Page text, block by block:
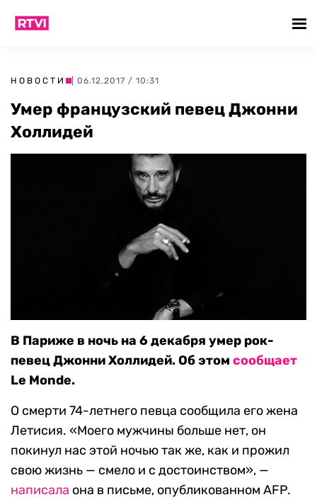
НОВОСТИ | 06.12.2017 / 10:31
Умер французский певец Джонни
Холлидей
В Париже в ночь на 6 декабря умер рок-
певец Джонни Холлидей. Об этом сообщает
Le Monde.
О смерти 74-летнего певца сообщила его жена
Летисия. «Моего мужчины больше нет, он
покинул нас этой ночью так же, как и прожил
свою жизнь — смело и с достоинством», —
написала она в письме, опубликованном AFP.